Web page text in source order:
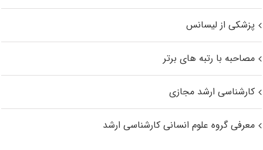
پزشکی از لیسانس
مصاحبه با رتبه های برتر
کارشناسی ارشد مجازی
معرفی گروه علوم انسانی کارشناسی ارشد